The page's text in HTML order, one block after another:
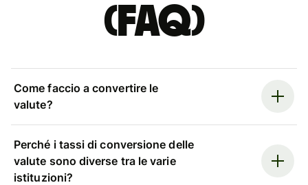
(FAQ)
Come faccio a convertire le
valute?
Perché i tassi di conversione delle
valute sono diverse tra le varie
istituzioni?